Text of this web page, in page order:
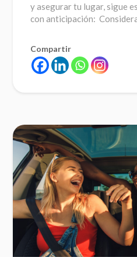
y asegurar tu lugar, sigue
con anticipación:
Compartir